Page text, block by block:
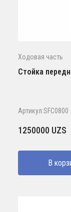
Ходовая часть
Стойка
Артикул:SFC0800
1250000 UZS
В